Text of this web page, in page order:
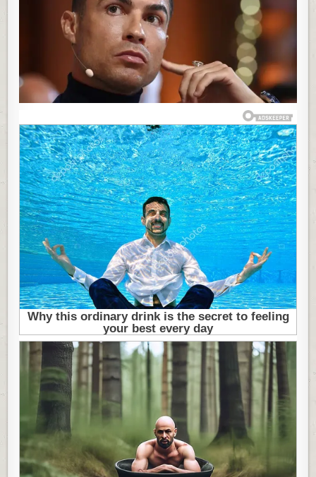
DECE
RONALDA:
DANAŠNJOJ
GENERACIJI
FALI
DA
BI
USPELA
JE
GLAD”